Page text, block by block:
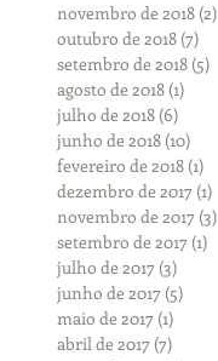
novembro de 2018 (2)
outubro de 2018 (7)
setembro de 2018 (5)
agosto de 2018 (1)
julho de 2018 (6)
junho de 2018 (10)
fevereiro de 2018 (1)
dezembro de 2017 (1)
novembro de 2017 (3)
setembro de 2017 (1)
julho de 2017 (3)
junho de 2017 (5)
maio de 2017 (1)
abril de 2017 (7)